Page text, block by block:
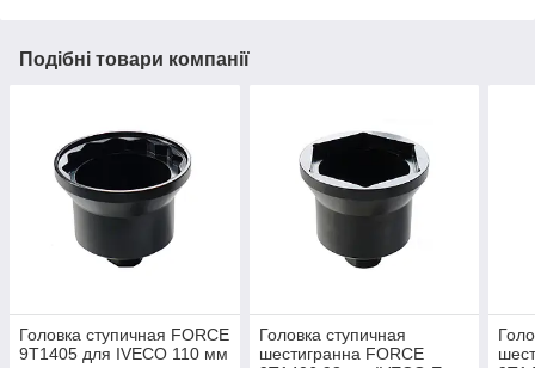
Подібні товари компанії
Головка ступичная FORCE
9T1405 для IVECO 110 мм
Головка ступичная
шестигранна FORCE